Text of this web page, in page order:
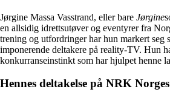
Jørgine Massa Vasstrand, eller bare Jørgine
en allsidig idrettsutøver og eventyrer fra
trening og utfordringer har hun markert seg
imponerende deltakere på reality-TV. Hun
konkurranseinstinkt som har hjulpet henne
Hennes deltakelse på NRK